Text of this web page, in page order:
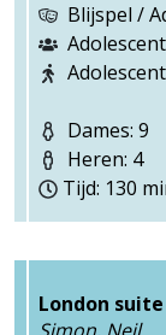
Blijspel /
Dames: 9
Heren: 4
Tijd: 130
London suite
Simon, Neil